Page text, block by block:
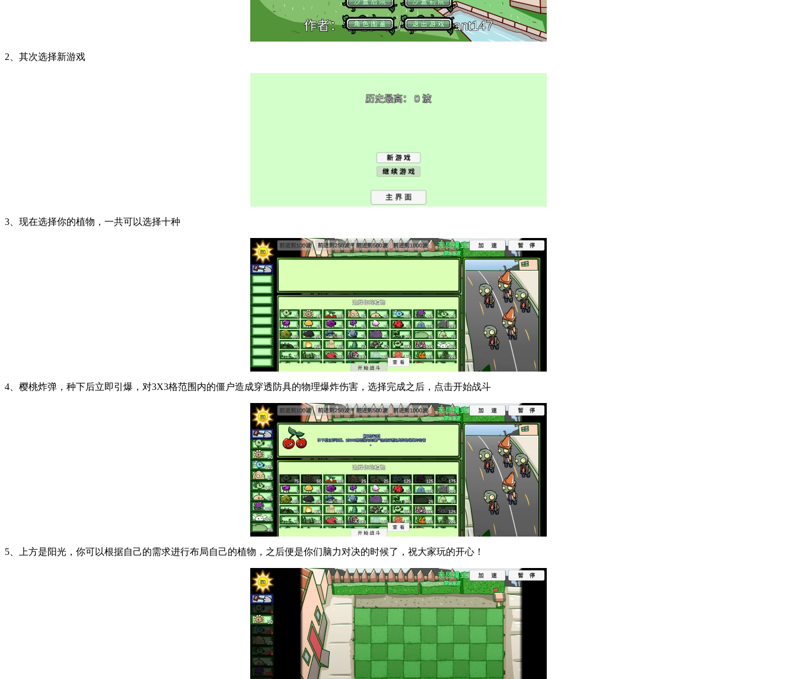
2、其次选择新游戏
3、现在选择你的植物，一共可以选择十种
4、樱桃炸弹，种下后立即引爆，对3X3格范围内的僵户造成穿透防具的物理爆炸伤害，选择完成之后，点击开始战斗
5、上方是阳光，你可以根据自己的需求进行布局自己的植物，之后便是你们脑力对决的时候了，祝大家玩的开心！